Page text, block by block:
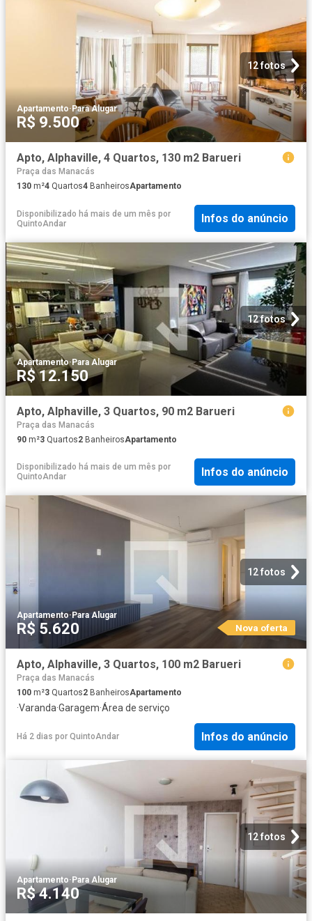
12 fotos
Apartamento· Para Alugar
R$ 9.500
Apto, Alphaville, 4 Quartos, 130 m2 Barueri
Praça das Manacás
130 m²4 Quartos4 BanheirosApartamento
Disponibilizado há mais de um mês por
QuintoAndar
Infos do anúncio
12 fotos
Apartamento·Para Alugar
R$ 12.150
Apto, Alphaville, 3 Quartos, 90 m2 Barueri
Praça das Manacás
90 m²3 Quartos2 BanheirosApartamento
Disponibilizado há mais de um mês por
QuintoAndar
Infos do anúncio
12 fotos
Apartamento· Para Alugar
R$ 5.620 Nova oferta
Apto, Alphaville, 3 Quartos, 100 m2 Barueri
Praça das Manacás
100 m²3 Quartos2 BanheirosApartamento
·Varanda·Garagem·Área de serviço
Há 2 dias por QuintoAndar Infos do anúncio
12 fotos
Apartamento· Para Alugar
R$ 4.140